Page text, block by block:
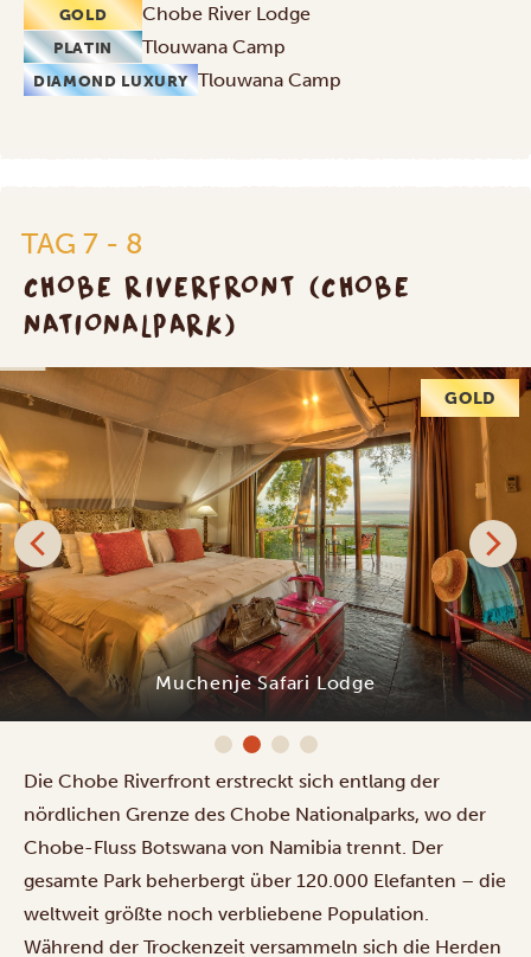
GOLD Chobe River Lodge
PLATIN Tlouwana Camp
DIAMOND LUXURY Tlouwana Camp
TAG 7 - 8
CHOBE RIVERFRONT (CHOBE
NATIONALPARK)
GOLD
Muchenje Safari Lodge
Die Chobe Riverfront erstreckt sich entlang der
nördlichen Grenze des Chobe Nationalparks, wo der
Chobe-Fluss Botswana von Namibia trennt. Der
gesamte Park beherbergt über 120.000 Elefanten – die
weltweit größte noch verbliebene Population.
Während der Trockenzeit versammeln sich die Herden